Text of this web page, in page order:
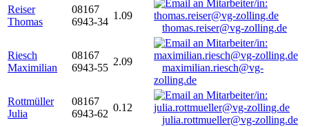
Reiser
Thomas
08167
6943-34
1.09
thomas.reiser@vg-zolling.de
Riesch
Maximilian
08167
6943-55
2.09
maximilian.riesch@vg-
zolling.de
Rottmüller
Julia
08167
6943-62
0.12
julia.rottmueller@vg-zolling.de